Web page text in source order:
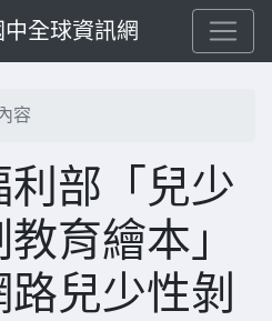
全球資訊網
容
部「兒少
育繪本」
兒少性剝